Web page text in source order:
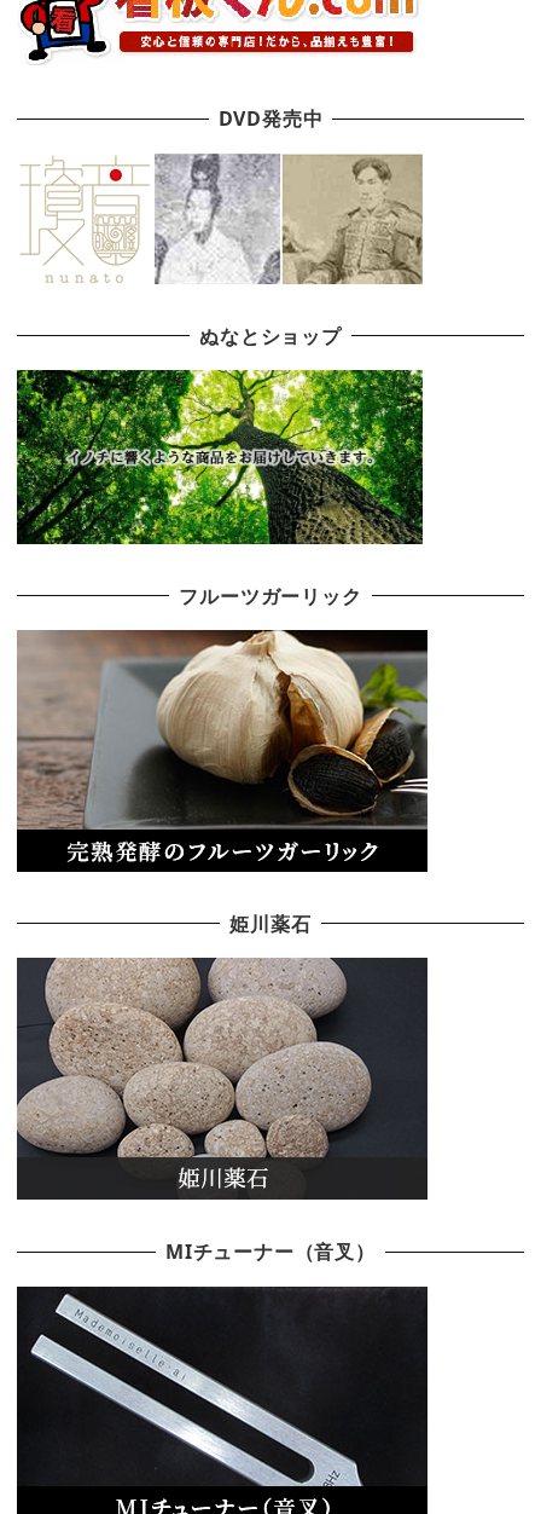
DVD発売中
ぬなとショップ
フルーツガーリック
姫川薬石
MIチューナー（音叉）